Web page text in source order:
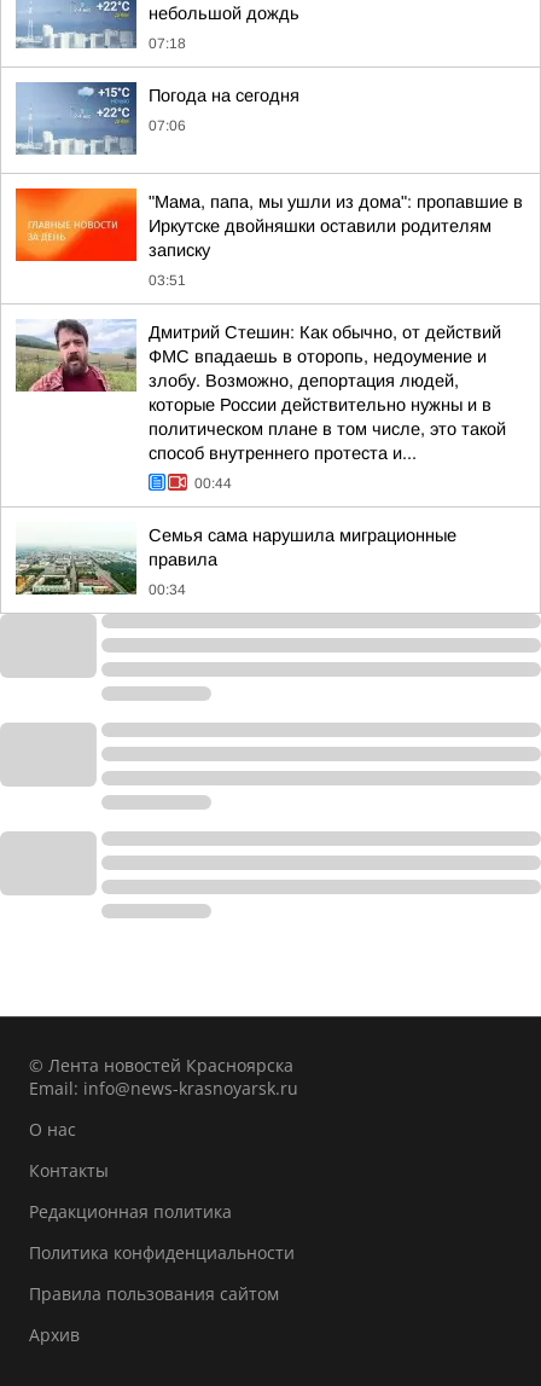
небольшой дождь
07:18
Погода на сегодня
07:06
"Мама, папа, мы ушли из дома": пропавшие в
Иркутске двойняшки оставили родителям
записку
03:51
Дмитрий Стешин: Как обычно, от действий
ФМС впадаешь в оторопь, недоумение и
злобу. Возможно, депортация людей,
которые России действительно нужны и в
политическом плане в том числе, это такой
способ внутреннего протеста и...
00:44
Семья сама нарушила миграционные
правила
00:34
© Лента новостей Красноярска
Email: info@news-krasnoyarsk.ru
О нас
Контакты
Редакционная политика
Политика конфиденциальности
Правила пользования сайтом
Архив